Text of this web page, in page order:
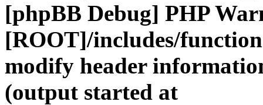
[phpBB Debug] PHP
[ROOT]/includes/
modify header
(output started at